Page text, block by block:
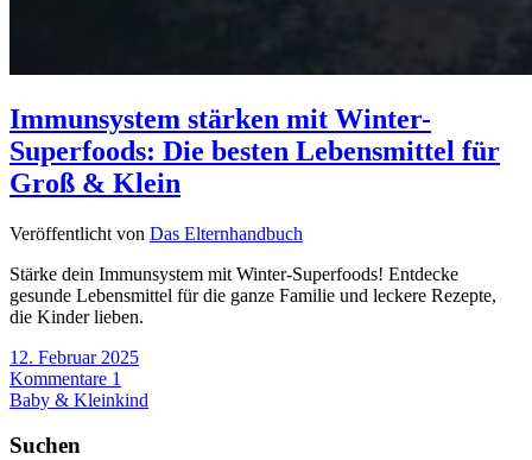
Immunsystem stärken mit Winter-
Superfoods: Die besten Lebensmittel für
Groß & Klein
Veröffentlicht von Das Elternhandbuch
Stärke dein Immunsystem mit Winter-Superfoods! Entdecke
gesunde Lebensmittel für die ganze Familie und leckere Rezepte,
die Kinder lieben.
12. Februar 2025
Kommentare 1
Baby & Kleinkind
Suchen